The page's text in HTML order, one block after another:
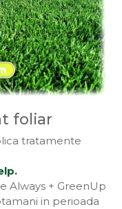
foliar
tratamente
Always + GreenUp
in perioada